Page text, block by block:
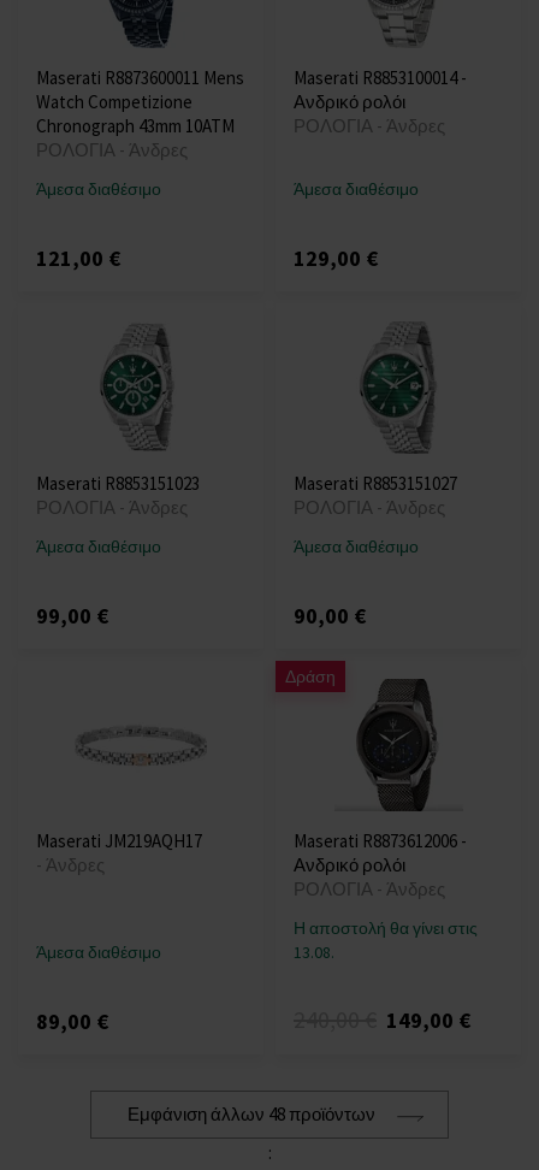
Maserati R8873600011 Mens
Watch Competizione
Chronograph 43mm 10ATM
ΡΟΛΟΓΙΑ - Άνδρες
Άμεσα διαθέσιμο
121,00 €
Maserati R8853100014 -
Ανδρικό ρολόι
ΡΟΛΟΓΙΑ - Άνδρες
Άμεσα διαθέσιμο
129,00 €
Maserati R8853151023
ΡΟΛΟΓΙΑ - Άνδρες
Άμεσα διαθέσιμο
99,00 €
Maserati R8853151027
ΡΟΛΟΓΙΑ - Άνδρες
Άμεσα διαθέσιμο
90,00 €
Maserati JM219AQH17
- Άνδρες
Άμεσα διαθέσιμο
89,00 €
Δράση
Maserati R8873612006 -
Ανδρικό ρολόι
ΡΟΛΟΓΙΑ - Άνδρες
Η αποστολή θα γίνει στις
13.08.
149,00 €
Εμφάνιση άλλων 48 προϊόντων
: